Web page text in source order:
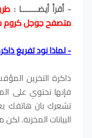
- أقرأ أيضـــــــا :
متصفح جوجل كروم
- لماذا نود تفريغ
ذاكرة التخزين
فإنها تحتوي على
تشعرك بان هاتفك
البيانات المخزنة.